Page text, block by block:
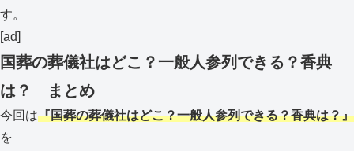
す。
[ad]
国葬の葬儀社はどこ？一般人参列できる？香典
は？ まとめ
今回は『国葬の葬儀社はどこ？一般人参列できる？香典は？』
を